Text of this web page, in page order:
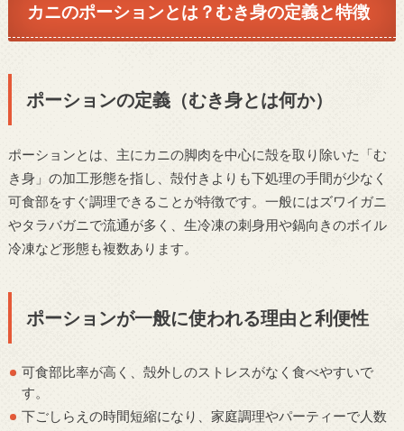
カニのポーションとは？むき身の定義と特徴
ポーションの定義（むき身とは何か）
ポーションとは、主にカニの脚肉を中心に殻を取り除いた「む
き身」の加工形態を指し、殻付きよりも下処理の手間が少なく
可食部をすぐ調理できることが特徴です。一般にはズワイガニ
やタラバガニで流通が多く、生冷凍の刺身用や鍋向きのボイル
冷凍など形態も複数あります。
ポーションが一般に使われる理由と利便性
可食部比率が高く、殻外しのストレスがなく食べやすいで
す。
下ごしらえの時間短縮になり、家庭調理やパーティーで人数